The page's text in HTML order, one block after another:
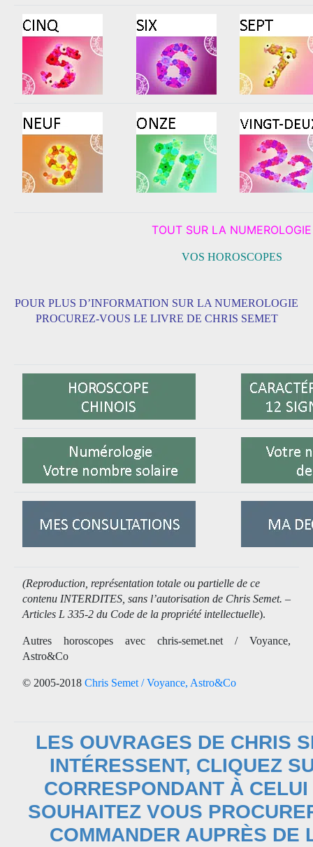
TOUT SUR LA NUMEROLOGIE
VOS HOROSCOPES
POUR PLUS D’INFORMATION SUR LA NUMEROLOGIE
PROCUREZ-VOUS LE LIVRE DE CHRIS SEMET
(Reproduction, représentation totale ou partielle de ce
contenu INTERDITES, sans l’autorisation de Chris Semet. –
Articles L 335-2 du Code de la propriété intellectuelle).
Autres horoscopes avec chris-semet.net / Voyance,
Astro&Co
© 2005-2018 Chris Semet / Voyance, Astro&Co
LES OUVRAGES DE CHRIS
INTÉRESSENT, CLIQUEZ
CORRESPONDANT À
SOUHAITEZ VOUS
COMMANDER AUPRÈS DE